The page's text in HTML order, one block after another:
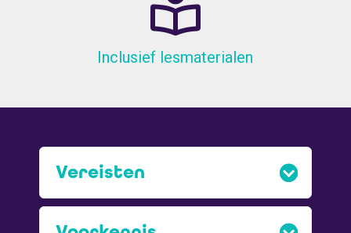
Inclusief lesmaterialen
Vereisten